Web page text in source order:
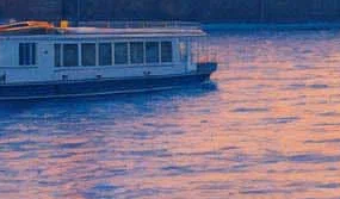
Смерть как повод
23 июня 2016,15:50 Версия для